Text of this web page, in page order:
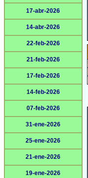
17-abr-2026
14-abr-2026
22-feb-2026
21-feb-2026
17-feb-2026
14-feb-2026
07-feb-2026
31-ene-2026
25-ene-2026
21-ene-2026
19-ene-2026